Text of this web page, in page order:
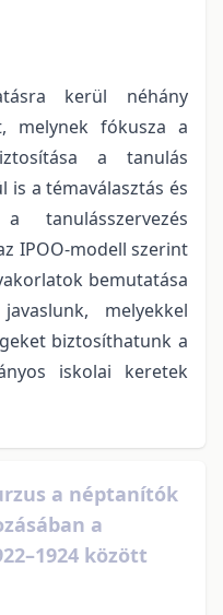
kerül néhány
melynek fókusza a
a tanulás
is a témaválasztás és
tanulásszervezés
IPOO-modell szerint
bemutatása
melyekkel
biztosíthatunk a
iskolai keretek
a néptanítók
a
között